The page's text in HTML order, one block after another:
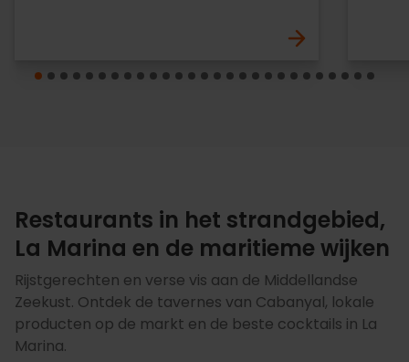
Restaurants in het strandgebied,
La Marina en de maritieme wijken
Rijstgerechten en verse vis aan de Middellandse
Zeekust. Ontdek de tavernes van Cabanyal, lokale
producten op de markt en de beste cocktails in La
Marina.